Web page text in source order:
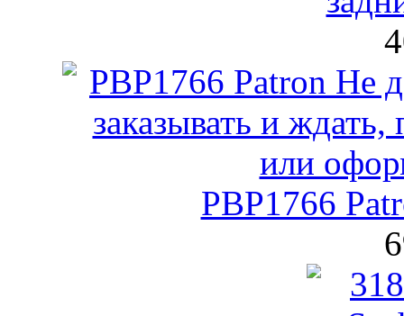
PBP1766